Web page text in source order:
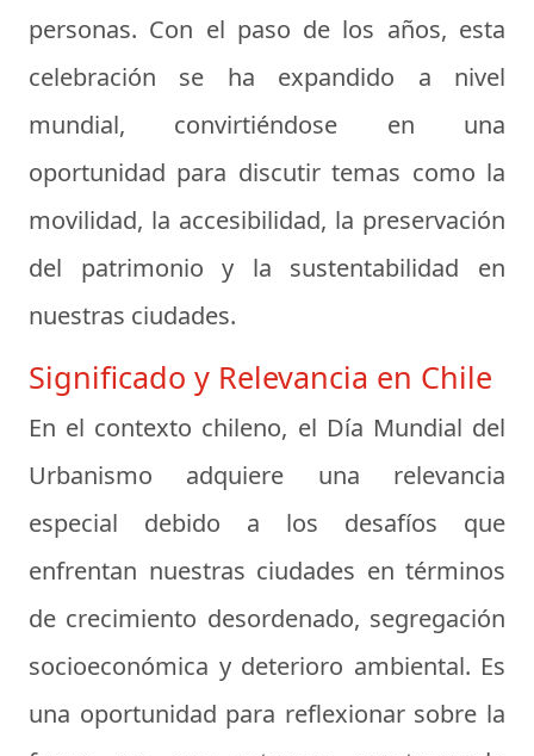
personas. Con el paso de los años, esta
celebración se ha expandido a nivel
mundial, convirtiéndose en una
oportunidad para discutir temas como la
movilidad, la accesibilidad, la preservación
del patrimonio y la sustentabilidad en
nuestras ciudades.
Significado y Relevancia en Chile
En el contexto chileno, el Día Mundial del
Urbanismo adquiere una relevancia
especial debido a los desafíos que
enfrentan nuestras ciudades en términos
de crecimiento desordenado, segregación
socioeconómica y deterioro ambiental. Es
una oportunidad para reflexionar sobre la